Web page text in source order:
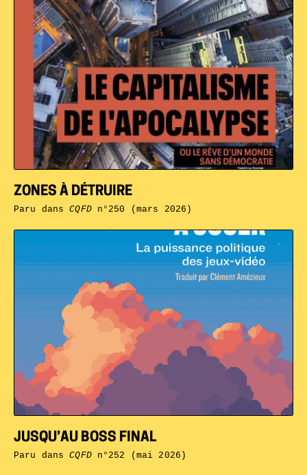
JUSQU’AU BOSS FINAL
Paru dansCQFDn°252 (mai 2026)
ZONES À DÉTRUIRE
Paru dansCQFDn°250 (mars 2026)